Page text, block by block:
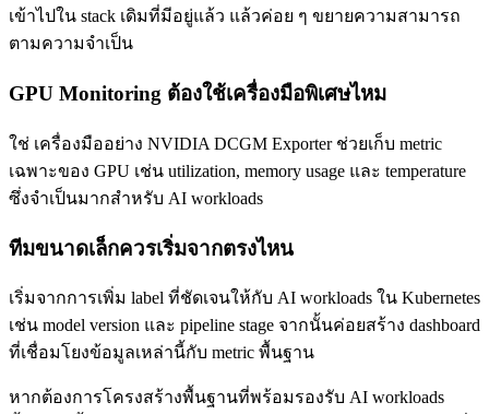
เข้าไปใน stack เดิมที่มีอยู่แล้ว แล้วค่อย ๆ ขยายความสามารถ
ตามความจำเป็น
GPU Monitoring ต้องใช้เครื่องมือพิเศษไหม
ใช่ เครื่องมืออย่าง NVIDIA DCGM Exporter ช่วยเก็บ metric
เฉพาะของ GPU เช่น utilization, memory usage และ temperature
ซึ่งจำเป็นมากสำหรับ AI workloads
ทีมขนาดเล็กควรเริ่มจากตรงไหน
เริ่มจากการเพิ่ม label ที่ชัดเจนให้กับ AI workloads ใน Kubernetes
เช่น model version และ pipeline stage จากนั้นค่อยสร้าง dashboard
ที่เชื่อมโยงข้อมูลเหล่านี้กับ metric พื้นฐาน
หากต้องการโครงสร้างพื้นฐานที่พร้อมรองรับ AI workloads